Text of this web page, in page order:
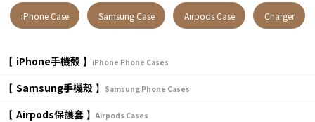
iPhone Case Samsung Case Airpods Case Charger
【 iPhone手機殼 】 iPhone Phone Cases
【 Samsung手機殼 】 Samsung Phone Cases
【 Airpods保護套 】Airpods Cases